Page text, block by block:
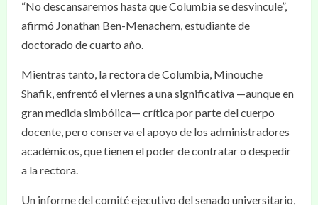
“No descansaremos hasta que Columbia se desvincule”,
afirmó Jonathan Ben-Menachem, estudiante de
doctorado de cuarto año.
Mientras tanto, la rectora de Columbia, Minouche
Shafik, enfrentó el viernes a una significativa —aunque en
gran medida simbólica— crítica por parte del cuerpo
docente, pero conserva el apoyo de los administradores
académicos, que tienen el poder de contratar o despedir
a la rectora.
Un informe del comité ejecutivo del senado universitario,